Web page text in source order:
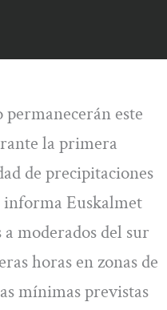
permanecerán este
la primera
de precipitaciones
informa Euskalmet
moderados del sur
horas en zonas de
mínimas previstas